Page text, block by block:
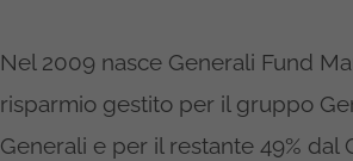
Nel 2009 nasce Generali Fund
risparmio gestito per il gruppo
Generali e per il restante 49%